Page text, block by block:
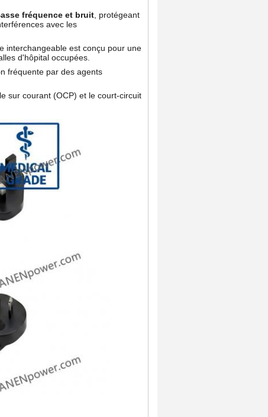
fréquence et bruit , protégeant
avec les
interchangeable est conçu pour une
d'hôpital occupées.
fréquente par des agents
sur courant (OCP) et le court-circuit